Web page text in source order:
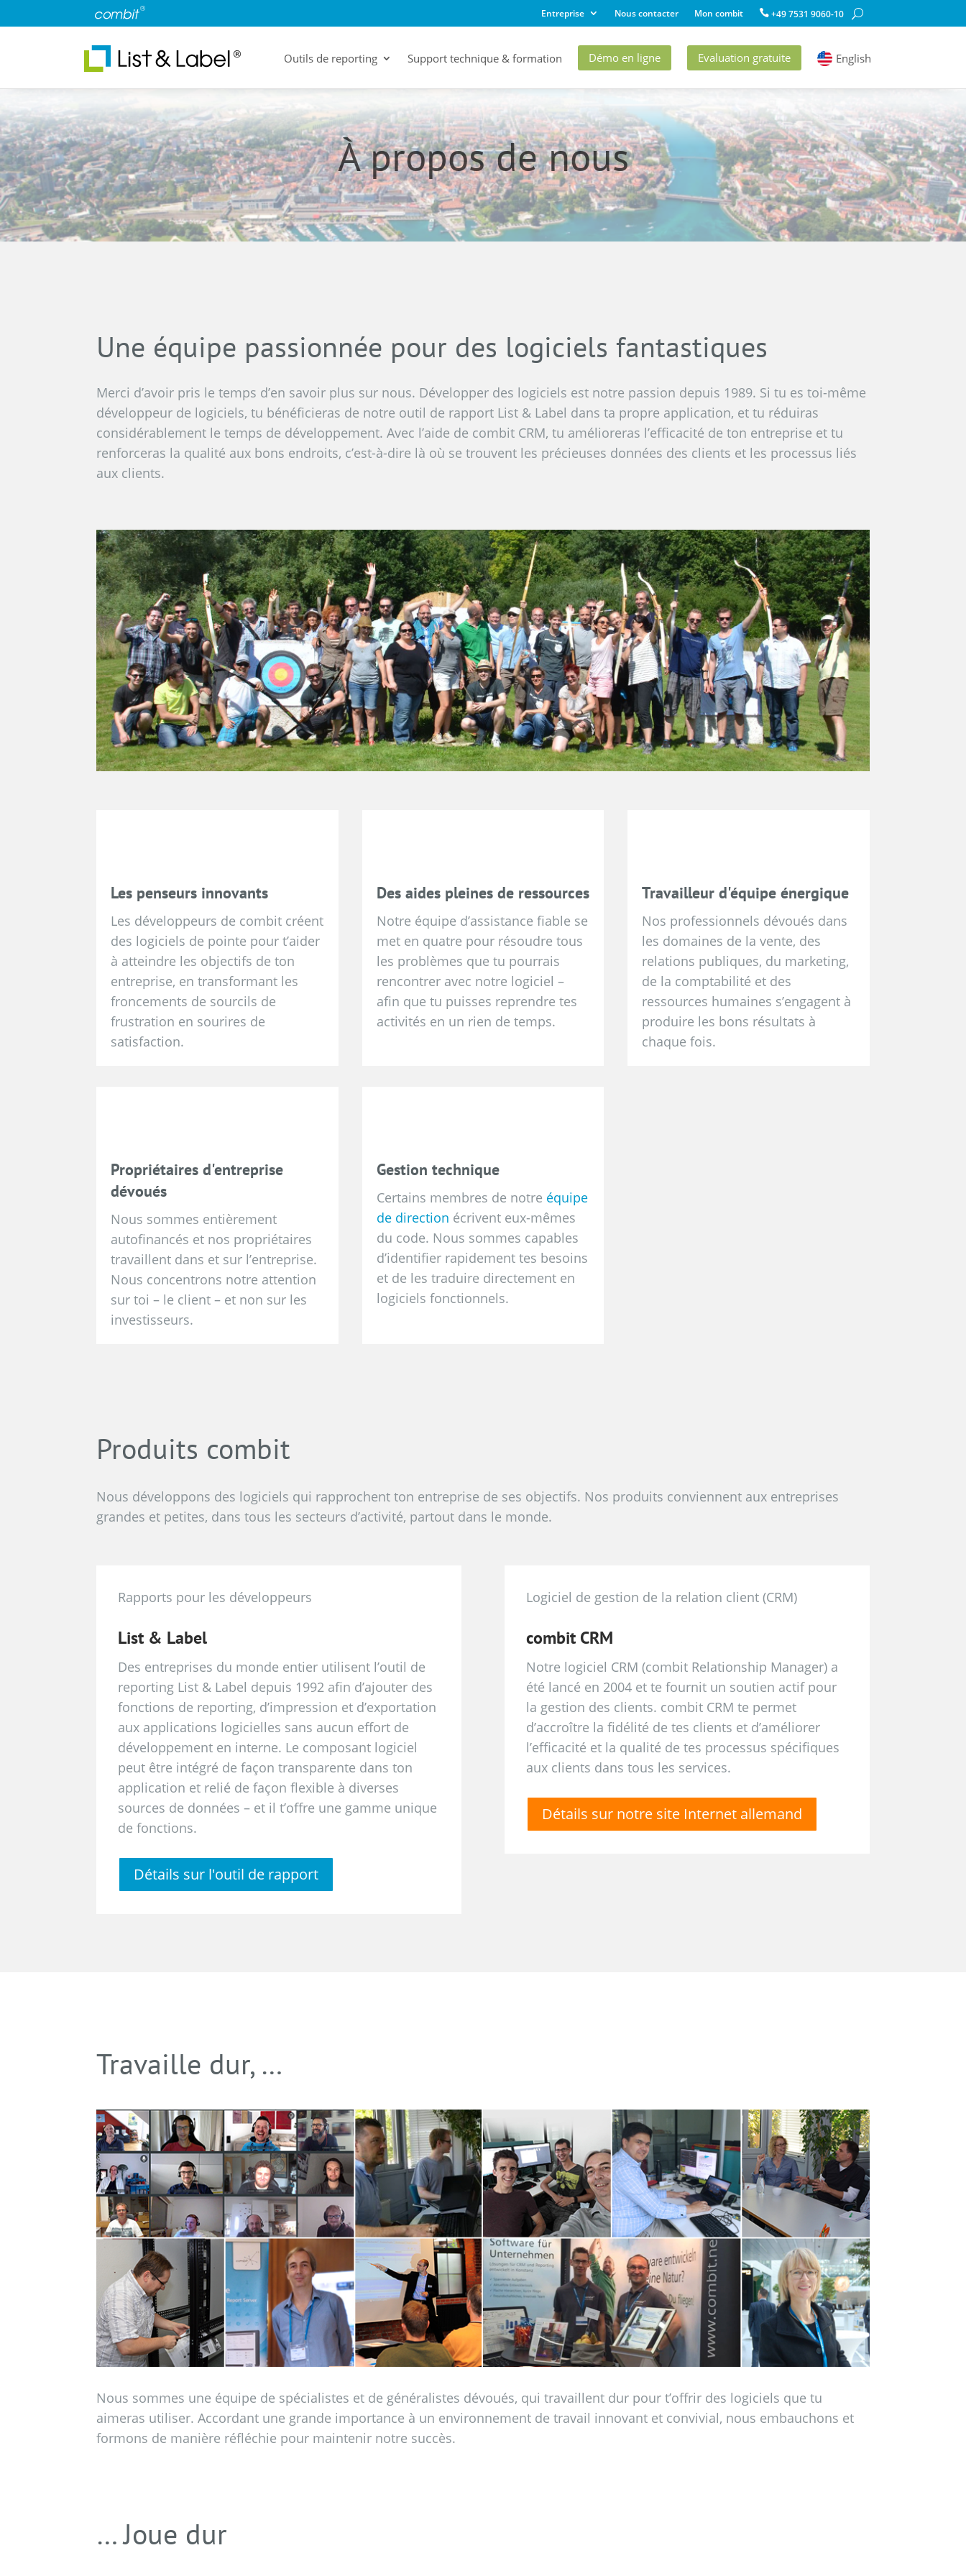
Entreprise Nous contacter Mon combit +49 7531 9060-10
Outils de reporting Support technique & formation Démo en ligne Evaluation gratuite English
À propos de nous
Une équipe passionnée pour des logiciels fantastiques
Merci d’avoir pris le temps d’en savoir plus sur nous. Développer des logiciels est notre passion depuis 1989. Si tu es toi-même
développeur de logiciels, tu bénéficieras de notre outil de rapport List & Label dans ta propre application, et tu réduiras
considérablement le temps de développement. Avec l’aide de combit CRM, tu amélioreras l’efficacité de ton entreprise et tu
renforceras la qualité aux bons endroits, c’est-à-dire là où se trouvent les précieuses données des clients et les processus liés
aux clients.
Les penseurs innovants
Les développeurs de combit créent
des logiciels de pointe pour t’aider
à atteindre les objectifs de ton
entreprise, en transformant les
froncements de sourcils de
frustration en sourires de
satisfaction.
Des aides pleines de ressources
Notre équipe d’assistance fiable se
met en quatre pour résoudre tous
les problèmes que tu pourrais
rencontrer avec notre logiciel –
afin que tu puisses reprendre tes
activités en un rien de temps.
Travailleur d'équipe énergique
Nos professionnels dévoués dans
les domaines de la vente, des
relations publiques, du marketing,
de la comptabilité et des
ressources humaines s’engagent à
produire les bons résultats à
chaque fois.
Propriétaires d'entreprise
dévoués
Nous sommes entièrement
autofinancés et nos propriétaires
travaillent dans et sur l’entreprise.
Nous concentrons notre attention
sur toi – le client – et non sur les
investisseurs.
Gestion technique
Certains membres de notre équipe
de direction écrivent eux-mêmes
du code. Nous sommes capables
d’identifier rapidement tes besoins
et de les traduire directement en
logiciels fonctionnels.
Produits combit
Nous développons des logiciels qui rapprochent ton entreprise de ses objectifs. Nos produits conviennent aux entreprises
grandes et petites, dans tous les secteurs d’activité, partout dans le monde.
Rapports pour les développeurs
List & Label
Des entreprises du monde entier utilisent l’outil de
reporting List & Label depuis 1992 afin d’ajouter des
fonctions de reporting, d’impression et d’exportation
aux applications logicielles sans aucun effort de
développement en interne. Le composant logiciel
peut être intégré de façon transparente dans ton
application et relié de façon flexible à diverses
sources de données – et il t’offre une gamme unique
de fonctions.
Détails sur l'outil de rapport
Logiciel de gestion de la relation client (CRM)
combit CRM
Notre logiciel CRM (combit Relationship Manager) a
été lancé en 2004 et te fournit un soutien actif pour
la gestion des clients. combit CRM te permet
d’accroître la fidélité de tes clients et d’améliorer
l’efficacité et la qualité de tes processus spécifiques
aux clients dans tous les services.
Détails sur notre site Internet allemand
Travaille dur, …
Nous sommes une équipe de spécialistes et de généralistes dévoués, qui travaillent dur pour t’offrir des logiciels que tu
aimeras utiliser. Accordant une grande importance à un environnement de travail innovant et convivial, nous embauchons et
formons de manière réfléchie pour maintenir notre succès.
… Joue dur